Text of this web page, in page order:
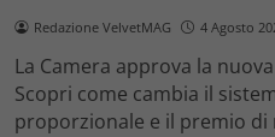
Redazione VelvetMAG 4 Agosto
La Camera approva la
Scopri come cambia il
proporzionale e il premio di